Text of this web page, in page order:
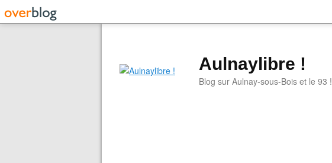
Aulnaylibre !
Blog sur Aulnay-sous-Bois et le 93 !